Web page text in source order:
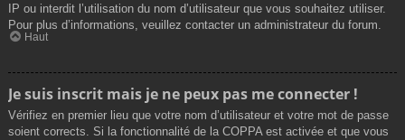
IP ou interdit l’utilisation du nom d’utilisateur que vous souhaitez utiliser.
Pour plus d’informations, veuillez contacter un administrateur du forum.
Haut
Je suis inscrit mais je ne peux pas me connecter !
Vérifiez en premier lieu que votre nom d’utilisateur et votre mot de passe
soient corrects. Si la fonctionnalité de la COPPA est activée et que vous